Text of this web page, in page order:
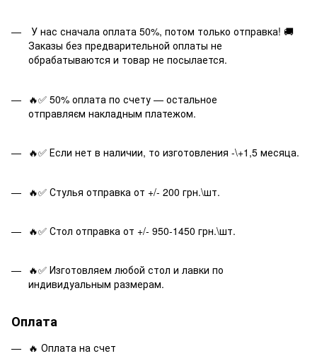
У нас сначала оплата 50%, потом только отправка! 🚚
Заказы без предварительной оплаты не
обрабатываются и товар не посылается.
🔥✅ 50% оплата по счету — остальное
отправляєм накладным платежом.
🔥✅ Если нет в наличии, то изготовления -\+1,5 месяца.
🔥✅ Стулья отправка от +/- 200 грн.\шт.
🔥✅ Стол отправка от +/- 950-1450 грн.\шт.
🔥✅ Изготовляем любой стол и лавки по
индивидуальным размерам.
Оплата
🔥 Оплата на счет